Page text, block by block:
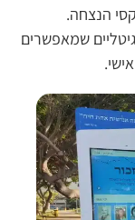
הנצחה.
שמאפשרים
.